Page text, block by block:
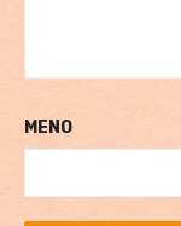
MENO